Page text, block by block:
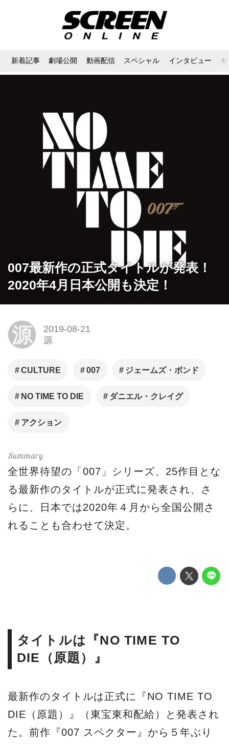
新着記事 劇場公開 動画配信 スペシャル インタビュー
007最新作の正式タイトルが発表！
2020年4月日本公開も決定！
源
2019-08-21
源
CULTURE 007 ジェームズ・ボンド
NO TIME TO DIE ダニエル・クレイグ
アクション
全世界待望の「007」シリーズ、25作目とな
る最新作のタイトルが正式に発表され、さ
らに、日本では2020年４月から全国公開さ
れることも合わせて決定。
タイトルは『NO TIME TO
DIE（原題）』
最新作のタイトルは正式に『NO TIME TO
DIE（原題）』（東宝東和配給）と発表され
た。前作『007 スペクター』から５年ぶり